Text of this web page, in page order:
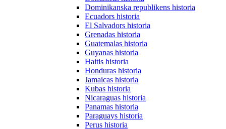
Dominikanska republikens historia
Ecuadors historia
El Salvadors historia
Grenadas historia
Guatemalas historia
Guyanas historia
Haitis historia
Honduras historia
Jamaicas historia
Kubas historia
Nicaraguas historia
Panamas historia
Paraguays historia
Perus historia